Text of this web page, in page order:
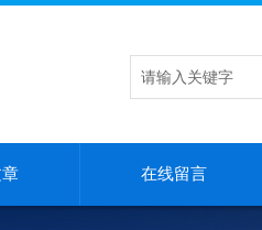
在线留言